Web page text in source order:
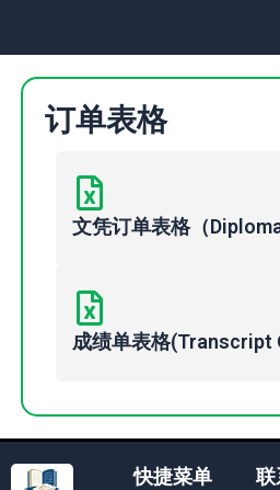
订单表格
文凭订单表格（
成绩单表格(Transcript
快捷菜单 联